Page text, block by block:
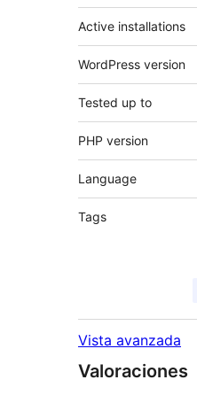
Active installations
WordPress version
Tested up to
PHP version
Language
Tags
Vista avanzada
Valoraciones